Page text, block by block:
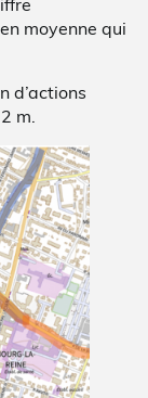
moyenne qui
d’actions
m.